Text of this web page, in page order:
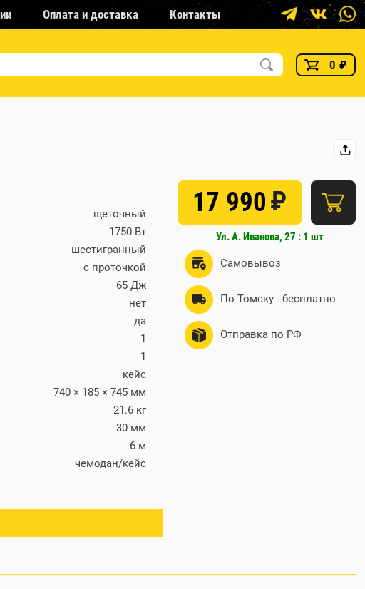
Оплата и доставка Контакты
0 ₽
щеточный
1750 Вт
шестигранный
с проточкой
65 Дж
нет
да
1
1
кейс
740 × 185 × 745 мм
21.6 кг
30 мм
6 м
чемодан/кейс
17 990₽
Ул. А. Иванова, 27 : 1 шт
Самовывоз
По Томску - бесплатно
Отправка по РФ